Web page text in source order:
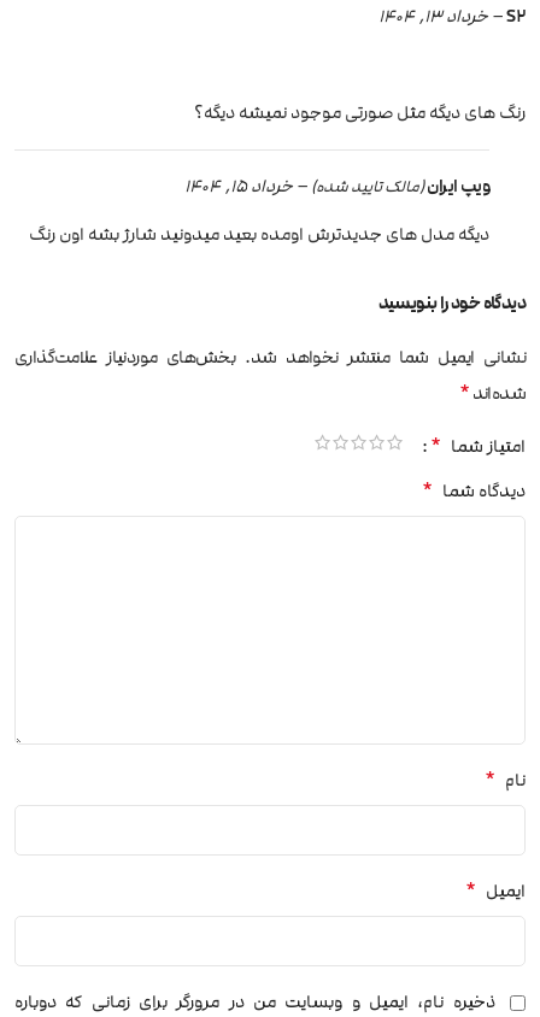
S2
–خرداد 13, 1404
رنگ های دیگه مثل صورتی موجود نمیشه دیگه؟
ویپ ایران(مالک تایید شده) – خرداد 15, 1404
دیگه مدل های جدیدترش اومده بعید میدونید شارژ بشه اون رنگ
دیدگاه خود را بنویسید
نشانی ایمیل شما منتشر نخواهد شد. بخش‌های موردنیاز علامت‌گذاری
شده‌اند*
امتیاز شما *
دیدگاه شما *
نام *
ایمیل *
ذخیره نام، ایمیل و وبسایت من در مرورگر برای زمانی که دوباره